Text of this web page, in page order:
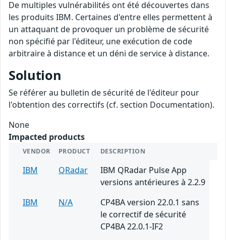
De multiples vulnérabilités ont été découvertes dans
les produits IBM. Certaines d'entre elles permettent à
un attaquant de provoquer un problème de sécurité
non spécifié par l'éditeur, une exécution de code
arbitraire à distance et un déni de service à distance.
Solution
Se référer au bulletin de sécurité de l'éditeur pour
l'obtention des correctifs (cf. section Documentation).
None
Impacted products
VENDOR PRODUCT DESCRIPTION
IBM QRadar
IBM QRadar Pulse App
versions antérieures à 2.2.9
IBM
N/A
CP4BA version 22.0.1 sans
le correctif de sécurité
CP4BA 22.0.1-IF2